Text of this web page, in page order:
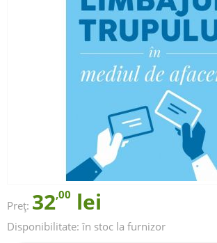
Preț: 32,00 lei
Disponibilitate: în stoc la furnizor